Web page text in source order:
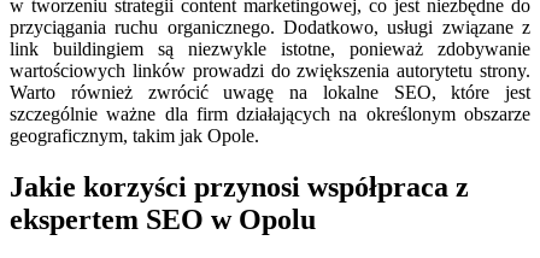
w tworzeniu strategii content marketingowej, co jest niezbędne do
przyciągania ruchu organicznego. Dodatkowo, usługi związane z
link buildingiem są niezwykle istotne, ponieważ zdobywanie
wartościowych linków prowadzi do zwiększenia autorytetu strony.
Warto również zwrócić uwagę na lokalne SEO, które jest
szczególnie ważne dla firm działających na określonym obszarze
geograficznym, takim jak Opole.
Jakie korzyści przynosi współpraca z
ekspertem SEO w Opolu